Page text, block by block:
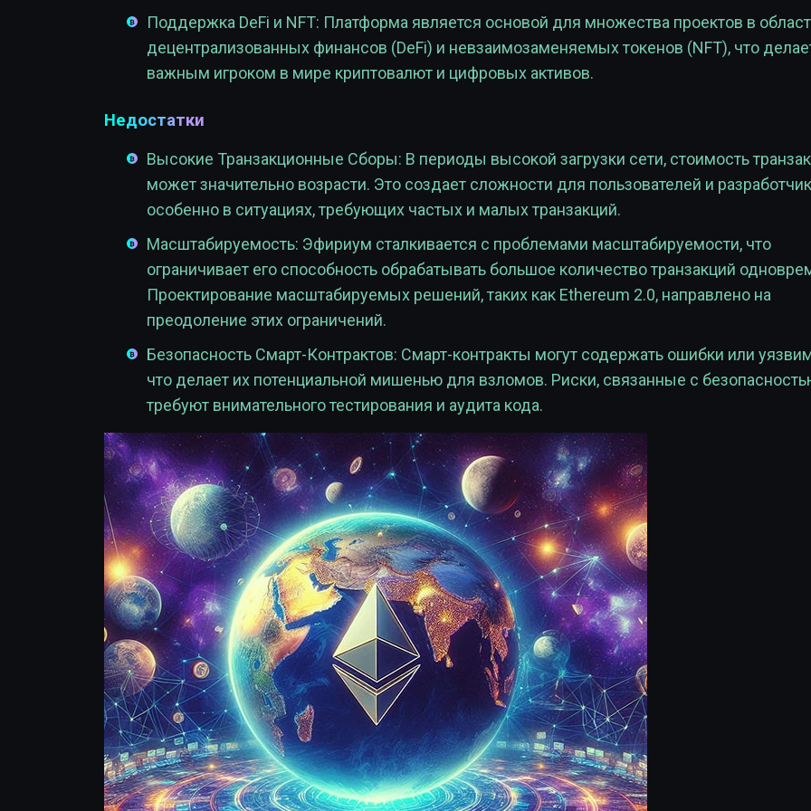
Поддержка DeFi и NFT: Платформа является основой для множества проектов в
децентрализованных финансов (DeFi) и невзаимозаменяемых токенов (NFT), что
важным игроком в мире криптовалют и цифровых активов.
Недостатки
Высокие Транзакционные Сборы: В периоды высокой загрузки сети, стоимость
может значительно возрасти. Это создает сложности для пользователей и
особенно в ситуациях, требующих частых и малых транзакций.
Масштабируемость: Эфириум сталкивается с проблемами масштабируемости, что
ограничивает его способность обрабатывать большое количество транзакций
Проектирование масштабируемых решений, таких как Ethereum 2.0, направлено на
преодоление этих ограничений.
Безопасность Смарт-Контрактов: Смарт-контракты могут содержать ошибки или
что делает их потенциальной мишенью для взломов. Риски, связанные с
требуют внимательного тестирования и аудита кода.